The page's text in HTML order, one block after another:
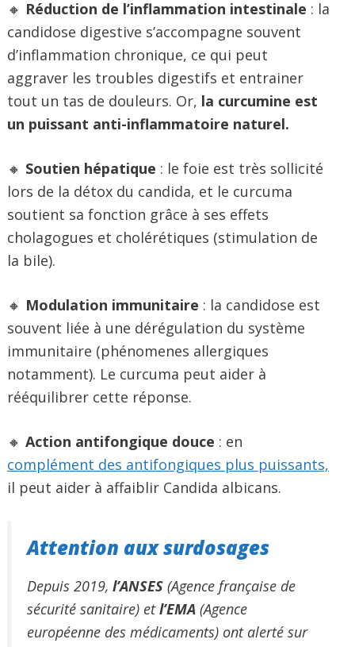
🔸 Réduction de l’inflammation intestinale : la
candidose digestive s’accompagne souvent
d’inflammation chronique, ce qui peut
aggraver les troubles digestifs et entrainer
tout un tas de douleurs. Or, la curcumine est
un puissant anti-inflammatoire naturel.
🔸 Soutien hépatique : le foie est très sollicité
lors de la détox du candida, et le curcuma
soutient sa fonction grâce à ses effets
cholagogues et cholérétiques (stimulation de
la bile).
🔸 Modulation immunitaire : la candidose est
souvent liée à une dérégulation du système
immunitaire (phénomenes allergiques
notamment). Le curcuma peut aider à
rééquilibrer cette réponse.
🔸 Action antifongique douce : en
complément des antifongiques plus puissants,
il peut aider à affaiblir Candida albicans.
Attention aux surdosages
Depuis 2019, l’ANSES (Agence française de
sécurité sanitaire) etl’EMA (Agence
européenne des médicaments) ont alerté sur